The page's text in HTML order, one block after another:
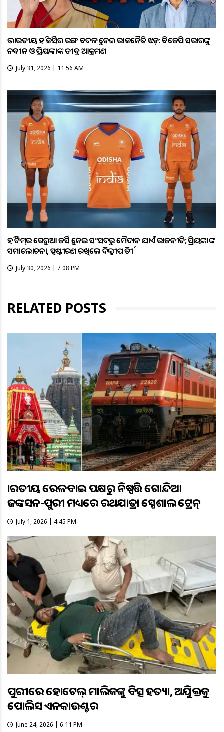
ଭାରତୀୟ ହକି ଜର୍ସିର ରଙ୍ଗ ବଦଳକୁ ନେଇ ରାଜନୈତିକ ଝଡ଼: ବିଜେପି ସରକାରଙ୍କୁ
ନବୀନ ଓ ପ୍ରିୟଙ୍କାଙ୍କ ତୀବ୍ର ଆକ୍ରମଣ
July 31, 2026 | 11:56 AM
ହକି ଟିମ୍‌ର ଗେରୁଆ ଜର୍ସିକୁ ନେଇ ସଂସଦରୁ ମୈଦାନ ଯାଏଁ ରାଜନୀତି; ପ୍ରିୟଙ୍କାଙ୍କ
ସମାଲୋଚନା, ସ୍ପଷ୍ଟୀକରଣ ରଖିଲେ ଦିଲ୍ଲୀପ ତିର୍କୀ
July 30, 2026 | 7:08 PM
RELATED POSTS
ଭାରତୀୟ ରେଳବାଇ ପକ୍ଷରୁ ନିଷ୍ପତ୍ତି ଗୋନ୍ଦିଆ
ଜଙ୍କସନ-ପୁରୀ ମଧ୍ୟରେ ରଥଯାତ୍ରା ସ୍ପେଶାଲ ଟ୍ରେନ୍
July 1, 2026 | 4:45 PM
ପୁରୀରେ ହୋଟେଲ୍ ମାଲିକଙ୍କୁ ବିଭତ୍ସ ହତ୍ୟା, ଅଭିଯୁକ୍ତକୁ
ପୋଲିସ ଏନକାଉଣ୍ଟର
June 24, 2026 | 6:11 PM